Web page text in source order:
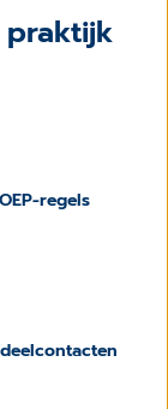
praktijk
regels